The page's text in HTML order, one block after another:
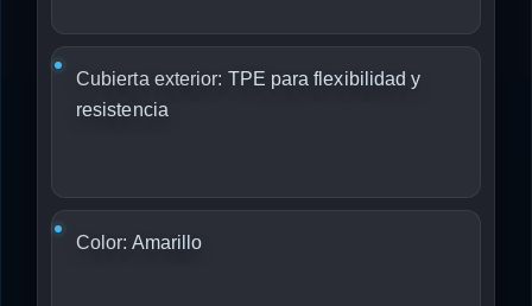
Cubierta exterior: TPE para flexibilidad y
resistencia
Color: Amarillo